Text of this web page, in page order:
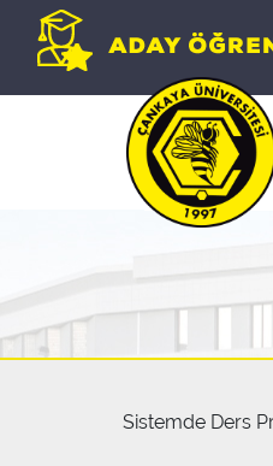
Sistemde Ders